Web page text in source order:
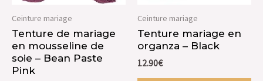
Ceinture mariage
Tenture de mariage
en mousseline de
soie – Bean Paste
Pink
Ceinture mariage
Tenture mariage en
organza – Black
12.90€